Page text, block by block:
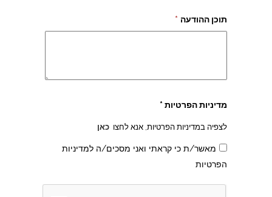
תוכן ההודעה *
מדיניות הפרטיות *
לצפיה במדיניות הפרטיות, אנא לחצו כאן
מאשר/ת כי קראתי ואני מסכים/ה למדיניות
הפרטיות